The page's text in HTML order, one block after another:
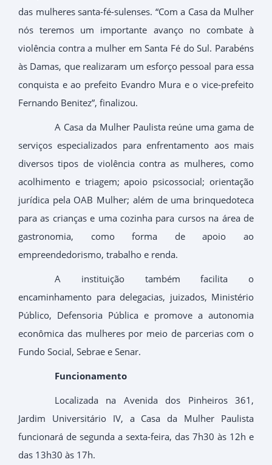
das mulheres santa-fé-sulenses. “Com a Casa da Mulher
nós teremos um importante avanço no combate à
violência contra a mulher em Santa Fé do Sul. Parabéns
às Damas, que realizaram um esforço pessoal para essa
conquista e ao prefeito Evandro Mura e o vice-prefeito
Fernando Benitez”, finalizou.
A Casa da Mulher Paulista reúne uma gama de
serviços especializados para enfrentamento aos mais
diversos tipos de violência contra as mulheres, como
acolhimento e triagem; apoio psicossocial; orientação
jurídica pela OAB Mulher; além de uma brinquedoteca
para as crianças e uma cozinha para cursos na área de
gastronomia, como forma de apoio ao
empreendedorismo, trabalho e renda.
A instituição também facilita o
encaminhamento para delegacias, juizados, Ministério
Público, Defensoria Pública e promove a autonomia
econômica das mulheres por meio de parcerias com o
Fundo Social, Sebrae e Senar.
Funcionamento
Localizada na Avenida dos Pinheiros 361,
Jardim Universitário IV, a Casa da Mulher Paulista
funcionará de segunda a sexta-feira, das 7h30 às 12h e
das 13h30 às 17h.